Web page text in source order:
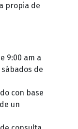
propia de
9:00 am a
de
con base
un